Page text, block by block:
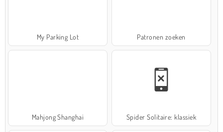
My Parking Lot Patronen zoeken
Mahjong Shanghai Spider Solitaire: klassiek